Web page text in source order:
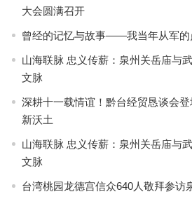
大会圆满召开
曾经的记忆与故事——我当年从军的
山海联脉 忠义传薪：泉州关岳庙与
文脉
深耕十一载情谊！黔台经贸恳谈会
新沃土
山海联脉 忠义传薪：泉州关岳庙与
文脉
台湾桃园龙德宫信众640人敬拜参访